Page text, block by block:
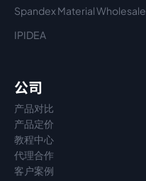
Spandex Material Wholesale​
IPIDEA
公司
产品对比
产品定价
教程中心
代理合作
客户案例